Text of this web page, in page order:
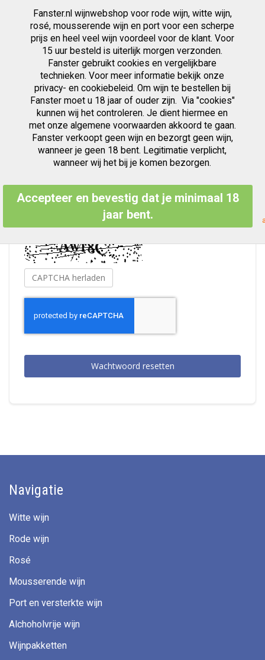
Fanster.nl wijnwebshop voor rode wijn, witte wijn,
rosé, mousserende wijn en port voor een scherpe
prijs en heel veel wijn voordeel voor de klant. Voor
15 uur besteld is uiterlijk morgen verzonden.
Fanster gebruikt cookies en vergelijkbare
technieken. Voor meer informatie bekijk onze
privacy- en cookiebeleid. Om wijn te bestellen bij
Fanster moet u 18 jaar of ouder zijn. Via "cookies"
kunnen wij het controleren. Je dient hiermee en
met onze algemene voorwaarden akkoord te gaan.
Fanster verkoopt geen wijn en bezorgt geen wijn,
wanneer je geen 18 bent. Legitimatie verplicht,
wanneer wij het bij je komen bezorgen.
Accepteer en bevestig dat je minimaal 18
jaar bent.
Zoek
inhoud
Wachtwoord vergeten?
Voer uw e-mailadres hieronder in om een wachtwoord reset link
te ontvangen.
Typ hieronder de letters en cijfers
CAPTCHA herladen
Wachtwoord resetten
Navigatie
Witte wijn
Rode wijn
Rosé
Mousserende wijn
Port en versterkte wijn
Alchoholvrije wijn
Wijnpakketten